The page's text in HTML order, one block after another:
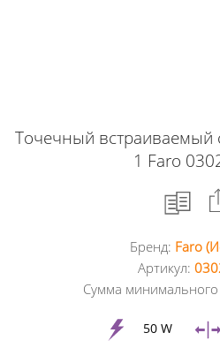
Точечный встраиваемый
1 Faro
Бренд: Faro
Артикул:
Сумма минимального
50 W